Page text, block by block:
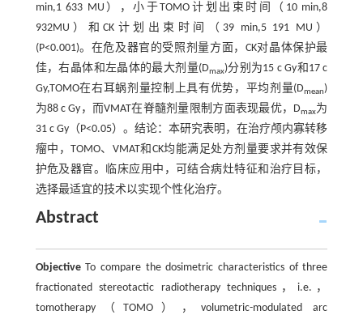
min,1 633 MU），小于TOMO计划出束时间（10 min,8
932MU）和CK计划出束时间（39 min,5 191 MU）
(P<0.001)。在危及器官的受照剂量方面，CK对晶体保护最
佳，右晶体和左晶体的最大剂量(Dmax)分别为15 c Gy和17 c
Gy,TOMO在右耳蜗剂量控制上具有优势，平均剂量(Dmean)
为88 c Gy，而VMAT在脊髓剂量限制方面表现最优，Dmax为
31 c Gy（P<0.05）。结论：本研究表明，在治疗颅内寡转移
瘤中，TOMO、VMAT和CK均能满足处方剂量要求并有效保
护危及器官。临床应用中，可结合病灶特征和治疗目标，
选择最适宜的技术以实现个性化治疗。
Abstract
ObjectiveTo compare the dosimetric characteristics of three
fractionated stereotactic radiotherapy techniques，i.e.，
tomotherapy（TOMO），volumetric-modulated arc